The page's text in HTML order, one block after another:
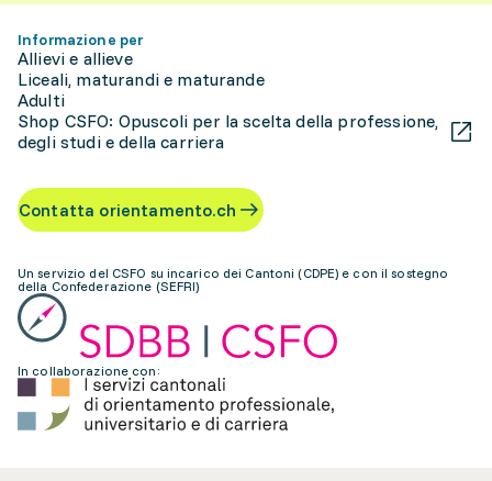
Informazione per
Allievi e allieve
Liceali, maturandi e maturande
Adulti
Shop CSFO: Opuscoli per la scelta della professione,
degli studi e della carriera
Contatta orientamento.ch
Un servizio del CSFO su incarico dei Cantoni (CDPE) e con il sostegno
della Confederazione (SEFRI)
In collaborazione con: